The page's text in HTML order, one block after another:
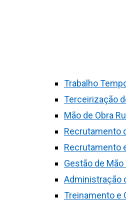
Trabalho
Terceirização
Mão de Obra
Recrutamento
Recrutamento
Gestão de Mão
Administração
Treinamento e